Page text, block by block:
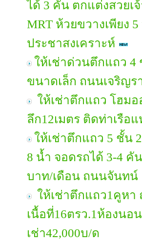
ได้ 3 คัน ตกแต่งสวยเ
MRT ห้วยขวางเพียง
ประชาสงเคราะห์
ให้เช่าด่วนตึกแถว 4
ขนาดเล็ก ถนนเจริญร
ให้เช่าตึกแถว โฮม
ลึก12เมตร ติดท่าเรือ
ให้เช่าตึกแถว 5 ชั้น
8 น้ำ จอดรถได้ 3-4 คั
บาท/เดือน ถนนจันทน์
ให้เช่าตึกแถว1คูห
เนื้อที่16ตรว.1ห้องนอ
เช่า42,000บ/ด